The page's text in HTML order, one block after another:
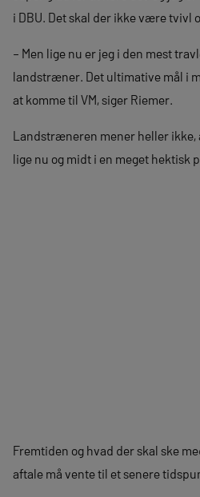
i DBU. Det skal der ikke være tvivl
– Men lige nu er jeg i den mest
landstræner. Det ultimative mål i
at komme til VM, siger Riemer.
Landstræneren mener heller ikke,
lige nu og midt i en meget hektisk
Fremtiden og hvad der skal ske
aftale må vente til et senere